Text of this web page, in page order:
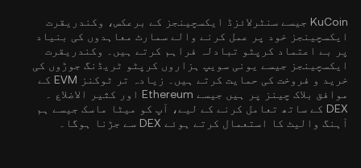
KuCoin جیسے سنٹرلائزڈ ایکسچینجز کے برعکس، وکندریقرت
ایکسچینجز خود پر عمل کرنے والے سمارٹ معاہدوں کی بنیاد
پر بے اعتماد کرپٹو تبادلہ فراہم کرتے ہیں۔ وکندریقرت
ایکسچینجز جیسے یونی سویپ ہزاروں کرپٹو ٹریڈنگ جوڑوں کی
خرید و فروخت کی حمایت کرتے ہیں۔ زیادہ تر ٹوکنز EVM کے
موافق بلاک چینز پر ہیں جیسے Ethereum اور کثیر الاضلاع
DEX کے ساتھ تعامل کرنے کے لیے، آپ کو میٹا ماسک جیسے ہم
آہنگ والیٹ کا استعمال کرتے ہوئے DEX سے جڑنا ہوگا۔